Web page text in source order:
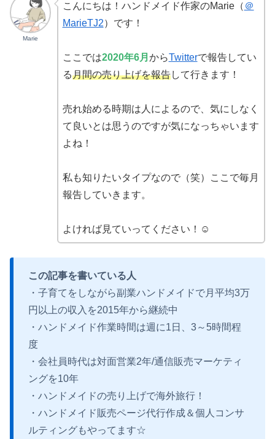
Marie
こんにちは！ハンドメイド作家のMarie（ ＠
MarieTJ2）です！
ここでは2020年6月 からTwitterで報告してい
る月間の売り上げを報告して行きます！
売れ始める時期は人によるので、気にしなく
て良いとは思うのですが気になっちゃいます
よね！
私も知りたいタイプなので（笑）ここで毎月
報告していきます。
よければ見ていってください！☺
この記事を書いている人
・子育てをしながら副業ハンドメイドで月平均3万
円以上の収入を2015年から継続中
・ハンドメイド作業時間は週に1日、3～5時間程
度
・会社員時代は対面営業2年/通信販売マーケティ
ングを10年
・ハンドメイドの売り上げで海外旅行！
・ハンドメイド販売ページ代行作成＆個人コンサ
ルティングもやってます☆